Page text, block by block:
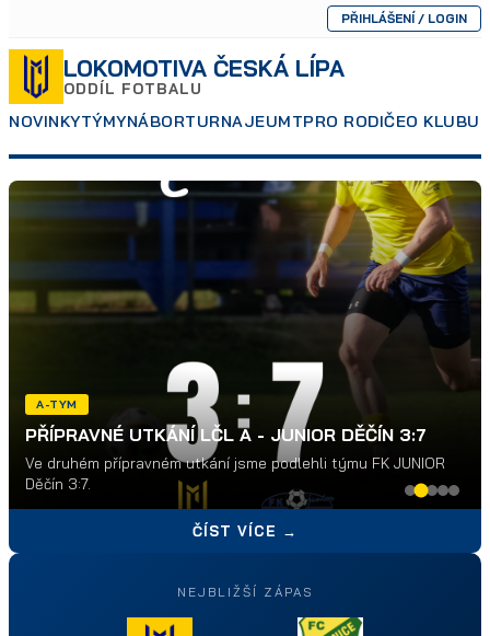
PŘIHLÁŠENÍ / LOGIN
LOKOMOTIVA ČESKÁ LÍPA
ODDÍL FOTBALU
NOVINKYTÝMYNÁBORTURNAJEUMTPRO RODIČEO KLUBU
A-TYM
PŘÍPRAVNÉ UTKÁNÍ LČL A - JUNIOR DĚČÍN 3:7
Ve druhém přípravném utkání jsme podlehli týmu FK JUNIOR
Děčín 3:7.
ČÍST VÍCE →
NEJBLIŽŠÍ ZÁPAS